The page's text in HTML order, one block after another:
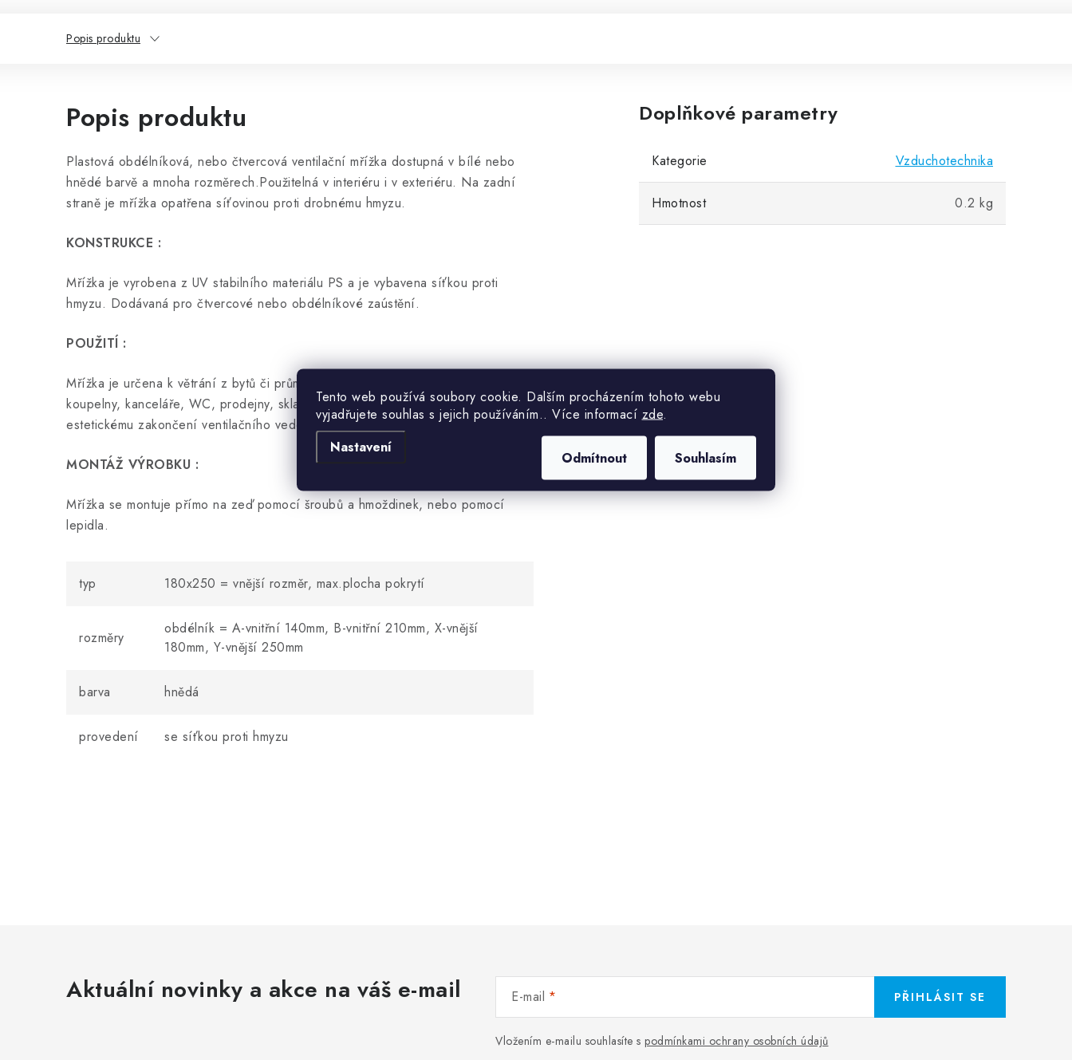
Tento web používá soubory cookie. Dalším procházením tohoto webu
vyjadřujete souhlas s jejich používáním.. Více informací zde.
Nastavení
Odmítnout Souhlasím
Popis produktu
Popis produktu
Plastová obdélníková, nebo čtvercová ventilační mřížka dostupná v bílé nebo
hnědé barvě a mnoha rozměrech.Použitelná v interiéru i v exteriéru. Na zadní
straně je mřížka opatřena síťovinou proti drobnému hmyzu.
KONSTRUKCE :
Mřížka je vyrobena z UV stabilního materiálu PS a je vybavena síťkou proti
hmyzu. Dodávaná pro čtvercové nebo obdélníkové zaústění.
POUŽITÍ :
Mřížka je určena k větrání z bytů či průmyslových objektů, jako jsou kuchyně,
koupelny, kanceláře, WC, prodejny, sklady, garáže apod. Zároveň slouží k
estetickému zakončení ventilačního vedení.
MONTÁŽ VÝROBKU :
Mřížka se montuje přímo na zeď pomocí šroubů a hmoždinek, nebo pomocí
lepidla.
typ 180x250 = vnější rozměr, max.plocha pokrytí
rozměry
obdélník = A-vnitřní 140mm, B-vnitřní 210mm, X-vnější
180mm, Y-vnější 250mm
barva hnědá
provedení se síťkou proti hmyzu
Doplňkové parametry
Kategorie Vzduchotechnika
Hmotnost 0.2 kg
Aktuální novinky a akce na váš e-mail E-mail
Vložením e-mailu souhlasíte s podmínkami ochrany osobních údajů
PŘIHLÁSIT SE